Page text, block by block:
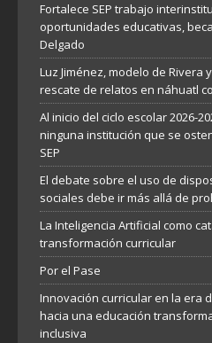
Fortalece SEP trabajo
oportunidades educativas,
Delgado
Luz Jiménez, modelo de Rivera
rescate de relatos en náhuatl
Al inicio del ciclo escolar 2026-
ninguna institución que se
SEP
El debate sobre el uso de
sociales debe ir más allá de
La Inteligencia Artificial como
transformación curricular
Por el Pase
Innovación curricular en la era
hacia una educación
inclusiva